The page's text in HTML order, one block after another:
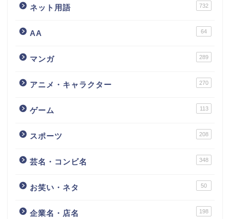
ネット用語 732
AA 64
マンガ 289
アニメ・キャラクター 270
ゲーム 113
スポーツ 208
芸名・コンビ名 348
お笑い・ネタ 50
企業名・店名 198